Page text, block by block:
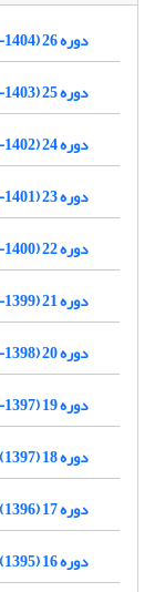
دوره 26 (1404-1405)
دوره 25 (1403-1404)
دوره 24 (1402-1403)
دوره 23 (1401-1402)
دوره 22 (1400-1401)
دوره 21 (1399-1400)
دوره 20 (1398-1399)
دوره 19 (1397-1398)
دوره 18 (1397)
دوره 17 (1396)
دوره 16 (1395)